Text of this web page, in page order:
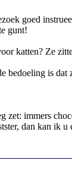
goed
gunt!
katten? Ze
is
zet: immers
dan kan ik